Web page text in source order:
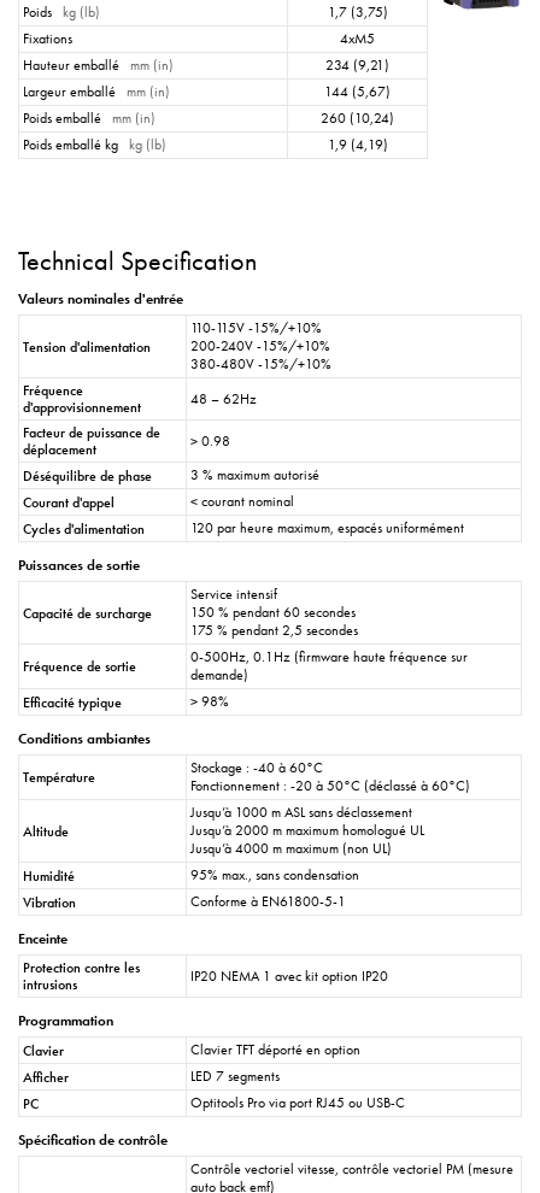
Poids kg (lb)
1,7 (3,75)
Fixations
4xM5
Hauteur emballé mm (in)
234 (9,21)
Largeur emballé mm (in)
144 (5,67)
Poids emballé mm (in)
260 (10,24)
Poids emballé kg kg (lb) 1,9 (4,19)
Technical Specification
Valeurs nominales d'entrée
Tension d'alimentation
110-115V -15%/+10%
200-240V -15%/+10%
380-480V -15%/+10%
Fréquence
d'approvisionnement
48 – 62Hz
Facteur de puissance de
déplacement
> 0.98
Déséquilibre de phase
3 % maximum autorisé
Courant d'appel
< courant nominal
Cycles d'alimentation
120 par heure maximum, espacés uniformément
Puissances de sortie
Capacité de surcharge
Service intensif
150 % pendant 60 secondes
175 % pendant 2,5 secondes
Fréquence de sortie
0-500Hz, 0.1Hz (firmware haute fréquence sur
demande)
Efficacité typique
> 98%
Conditions ambiantes
Température
Stockage : -40 à 60°C
Fonctionnement : -20 à 50°C (déclassé à 60°C)
Altitude
Jusqu’à 1000 m ASL sans déclassement
Jusqu’à 2000 m maximum homologué UL
Jusqu’à 4000 m maximum (non UL)
Humidité
95% max., sans condensation
Vibration
Conforme à EN61800-5-1
Enceinte
Protection contre les
intrusions
IP20 NEMA 1 avec kit option IP20
Programmation
Clavier
Clavier TFT déporté en option
Afficher
LED 7 segments
PC
Optitools Pro via port RJ45 ou USB-C
Spécification de contrôle
Contrôle vectoriel vitesse, contrôle vectoriel PM (mesure
auto back emf)